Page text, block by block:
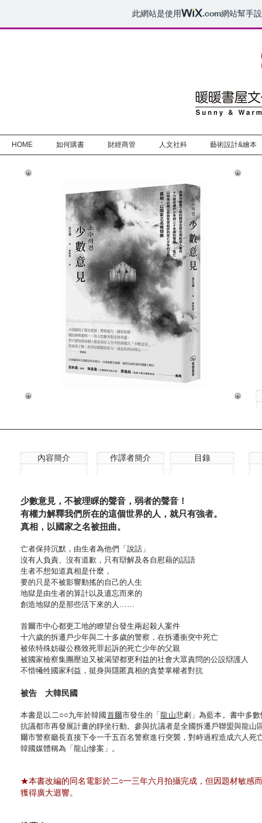
此網站是使用 .com網站幫手
HOME 如何購書 財經商管 人文社科 藝術設計&繪本
內容簡介 作譯者簡介 目錄
少數意見，不被理睬的聲音，弱者的聲音！
有權力解釋我們所在的這個世界的人，就只有強者。
真相，以國家之名被扭曲。
亡者保持沉默，由生者為他們「說話」
沒有人負責、沒有道歉，只有辯解及各自慰藉的話語
生者不想知道真相是什麼，
要的只是不被影響動搖的自己的人生
地獄是由生者的算計以及遺忘而來的
創造地獄的是那些活下來的人……
首爾市中心都更工地的瞭望台發生兩起殺人案件
十六歲的拆遷戶少年與二十多歲的警察，在拆遷衝突中死亡
被依特殊妨礙公務致死罪起訴的死亡少年的父親
被國家檢察集團壓迫又被渴望都更利益的社會大眾責問的公設辯護人
不惜犧牲國家利益，挺身與隱匿真相的貪婪掌權者對抗
被告 大韓民國
本書是以二○○九年於韓國首爾市發生的「龍山悲劇」為藍本。書中多
抗議都市再發展計畫的靜坐行動。參與抗議者是全國拆遷戶聯盟與龍
爾市警察廳長直接下令一千五百名警察進行突襲，對峙過程造成六人
韓國媒體稱為「龍山慘案」。
★本書改編的同名電影於二○一三年六月拍攝完成，但因題材敏感
獲得廣大迴響。